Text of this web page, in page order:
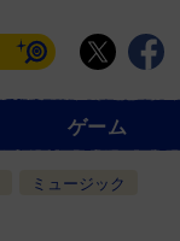
ゲーム
ミュージック